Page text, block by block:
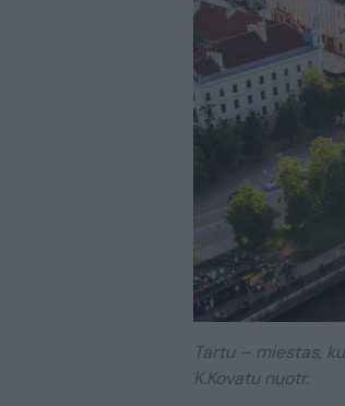
Tartu – miestas,
K.Kovatu nuotr.